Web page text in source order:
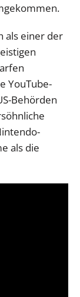
als einer der
YouTube-
Behörden
als die